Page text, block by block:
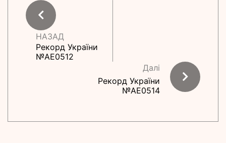
НАЗАД
Рекорд України
№АE0512
Далі
Рекорд України
№АE0514